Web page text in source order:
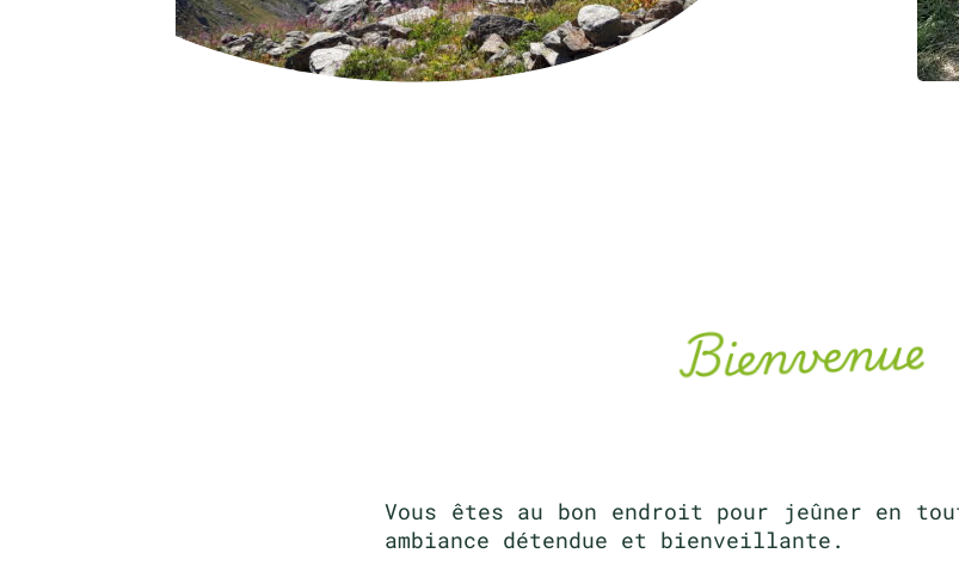
Bienvenue
Vous êtes au bon endroit pour jeûner en
ambiance détendue et bienveillante.